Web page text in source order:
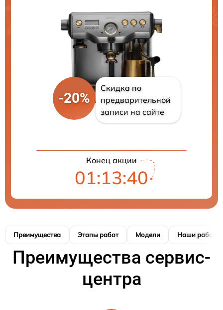
-20%
Скидка по
предварительной
записи на сайте
Конец акции
01:13:40
Преимущества Этапы работ Модели Наши работы
Преимущества сервис-
центра